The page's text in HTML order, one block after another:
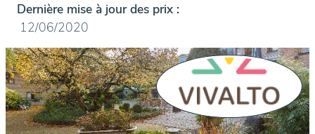
Dernière mise à jour des prix :
12/06/2020